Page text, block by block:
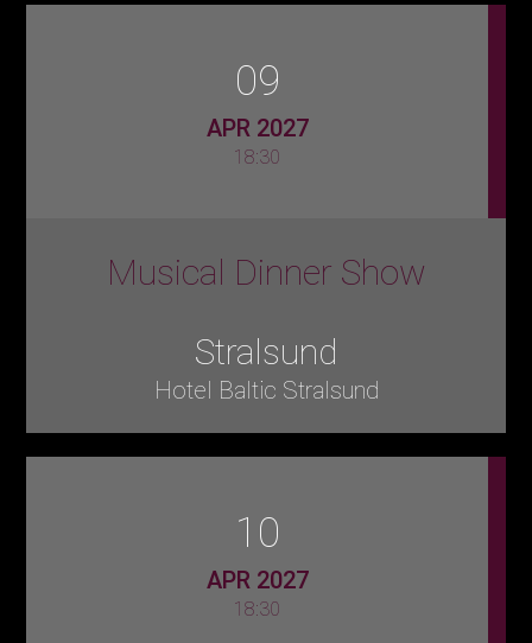
09
APR 2027
18:30
Musical Dinner Show
Stralsund
Hotel Baltic Stralsund
10
APR 2027
18:30